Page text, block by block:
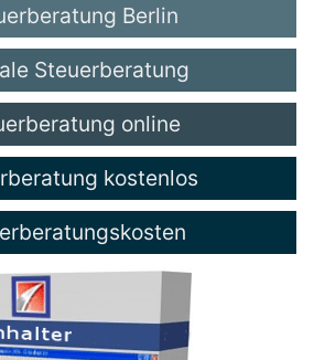
Berlin
Steuerberatung
online
kostenlos